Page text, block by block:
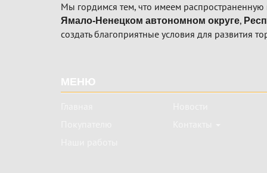
Мы гордимся тем, что имеем
Ямало-Ненецком автономном округе,
создать благоприятные условия для развития
МЕНЮ